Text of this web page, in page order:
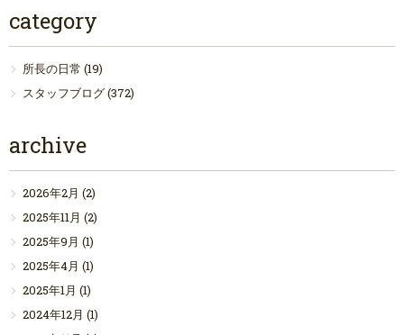
category
所長の日常 (19)
スタッフブログ(372)
archive
2026年2月 (2)
2025年11月 (2)
2025年9月 (1)
2025年4月 (1)
2025年1月 (1)
2024年12月 (1)